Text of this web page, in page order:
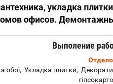
укладка
офисов.
Выполение
Укладка плитки,